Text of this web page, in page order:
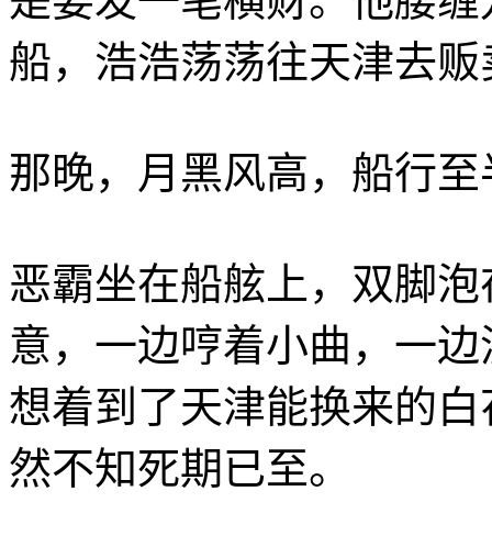
船，浩浩荡荡往天津去贩
那晚，月黑风高，船行
恶霸坐在船舷上，双脚
意，一边哼着小曲，一
想着到了天津能换来的
然不知死期已至。